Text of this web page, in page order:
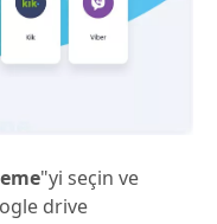
"yi seçin ve
drive